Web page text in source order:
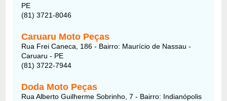
PE
(81) 3721-8046
Caruaru Moto Peças
Rua Frei Caneca, 186 - Bairro: Maurício de Nassau -
Caruaru - PE
(81) 3722-7944
Doda Moto Peças
Rua Alberto Guilherme Sobrinho, 7 - Bairro: Indianópolis